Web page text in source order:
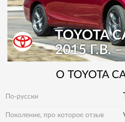
TOYOTA
2015 Г.В.
О TOYOTA
По-русски
Поколение, про которое отзыв